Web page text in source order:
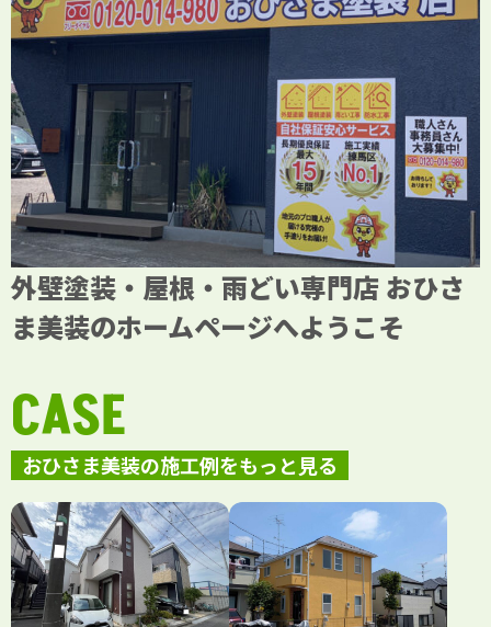
外壁塗装・屋根・雨どい専門店 おひさ
ま美装のホームページへようこそ
おひさま美装の施工例をもっと見る
CASE